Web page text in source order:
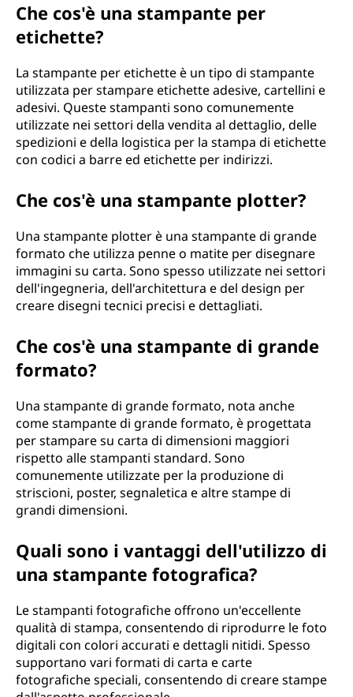
Che cos'è una stampante per
etichette?
La stampante per etichette è un tipo di stampante
utilizzata per stampare etichette adesive, cartellini e
adesivi. Queste stampanti sono comunemente
utilizzate nei settori della vendita al dettaglio, delle
spedizioni e della logistica per la stampa di etichette
con codici a barre ed etichette per indirizzi.
Che cos'è una stampante plotter?
Una stampante plotter è una stampante di grande
formato che utilizza penne o matite per disegnare
immagini su carta. Sono spesso utilizzate nei settori
dell'ingegneria, dell'architettura e del design per
creare disegni tecnici precisi e dettagliati.
Che cos'è una stampante di grande
formato?
Una stampante di grande formato, nota anche
come stampante di grande formato, è progettata
per stampare su carta di dimensioni maggiori
rispetto alle stampanti standard. Sono
comunemente utilizzate per la produzione di
striscioni, poster, segnaletica e altre stampe di
grandi dimensioni.
Quali sono i vantaggi dell'utilizzo di
una stampante fotografica?
Le stampanti fotografiche offrono un'eccellente
qualità di stampa, consentendo di riprodurre le foto
digitali con colori accurati e dettagli nitidi. Spesso
supportano vari formati di carta e carte
fotografiche speciali, consentendo di creare stampe